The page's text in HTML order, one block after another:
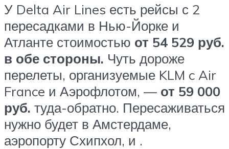
У Delta Air Lines есть рейсы с 2
пересадками в Нью-Йорке и
Атланте стоимостью от 54 529 руб.
в обе стороны. Чуть дороже
перелеты, организуемые KLM c Air
France и Аэрофлотом, — от 59 000
руб. туда-обратно. Пересаживаться
нужно будет в Амстердаме,
аэропорту Схипхол, и .